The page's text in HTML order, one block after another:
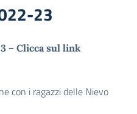
23
– Clicca sul link
con i ragazzi delle Nievo